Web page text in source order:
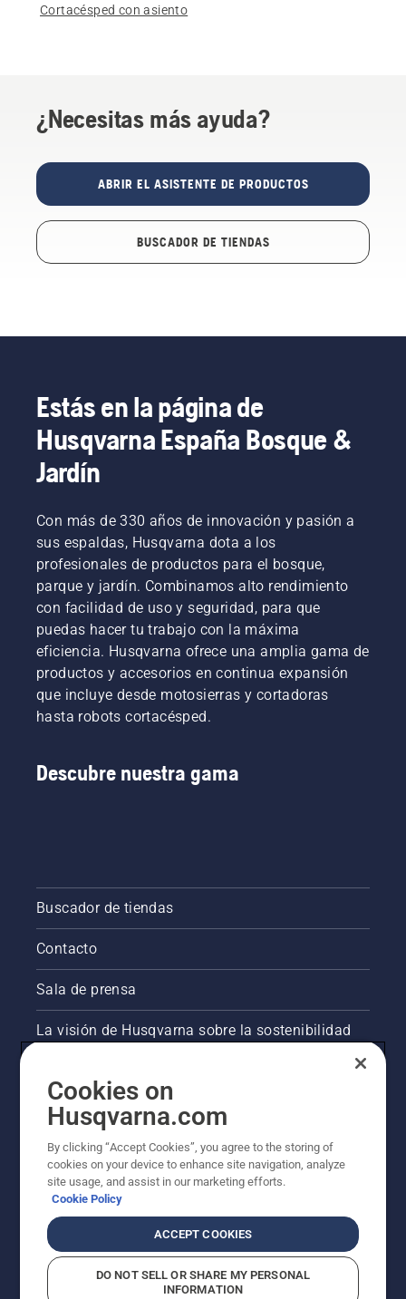
Cortacésped con asiento
¿Necesitas más ayuda?
ABRIR EL ASISTENTE DE PRODUCTOS
BUSCADOR DE TIENDAS
Estás en la página de
Husqvarna España Bosque &
Jardín
Con más de 330 años de innovación y pasión a
sus espaldas, Husqvarna dota a los
profesionales de productos para el bosque,
parque y jardín. Combinamos alto rendimiento
con facilidad de uso y seguridad, para que
puedas hacer tu trabajo con la máxima
eficiencia. Husqvarna ofrece una amplia gama de
productos y accesorios en continua expansión
que incluye desde motosierras y cortadoras
hasta robots cortacésped.
Descubre nuestra gama
Buscador de tiendas
Contacto
Sala de prensa
La visión de Husqvarna sobre la sostenibilidad
Otros sitios de Husqvarna
Cookies on
Husqvarna.com
By clicking “Accept Cookies”, you agree to the storing of
cookies on your device to enhance site navigation, analyze
site usage, and assist in our marketing efforts.
Cookie Policy
ACCEPT COOKIES
DO NOT SELL OR SHARE MY PERSONAL
INFORMATION